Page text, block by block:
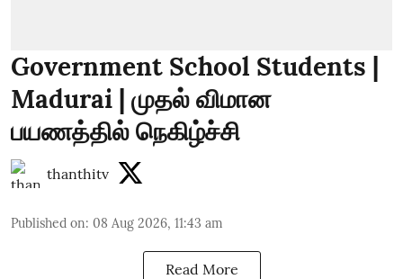
Government School Students |
Madurai | முதல் விமான
பயணத்தில் நெகிழ்ச்சி
thanthitv
Published on: 08 Aug 2026, 11:43 am
Read More